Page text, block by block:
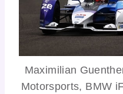
Maximilian
Motorsports, BMW